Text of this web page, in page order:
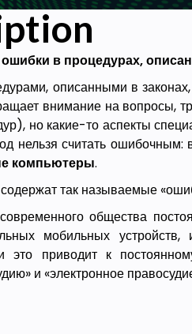
в процедурах,
описанными в
внимание на вопросы,
но какие-то аспекты
нельзя считать ошибочным:
компьютеры.
так называемые
общества
мобильных
это приводит к
и «электронное
чтобы их можно было